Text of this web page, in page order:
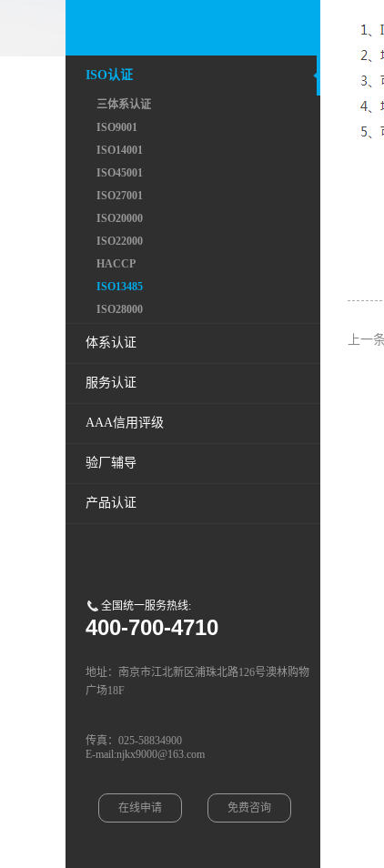
ISO认证
三体系认证
ISO9001
ISO14001
ISO45001
ISO27001
ISO20000
ISO22000
HACCP
ISO13485
ISO28000
体系认证
服务认证
AAA信用评级
验厂辅导
产品认证
全国统一服务热线:
400-700-4710
地址：南京市江北新区浦珠北路126号澳林购物
广场18F
传真：025-58834900
E-mail:njkx9000@163.com
在线申请 免费咨询
上一